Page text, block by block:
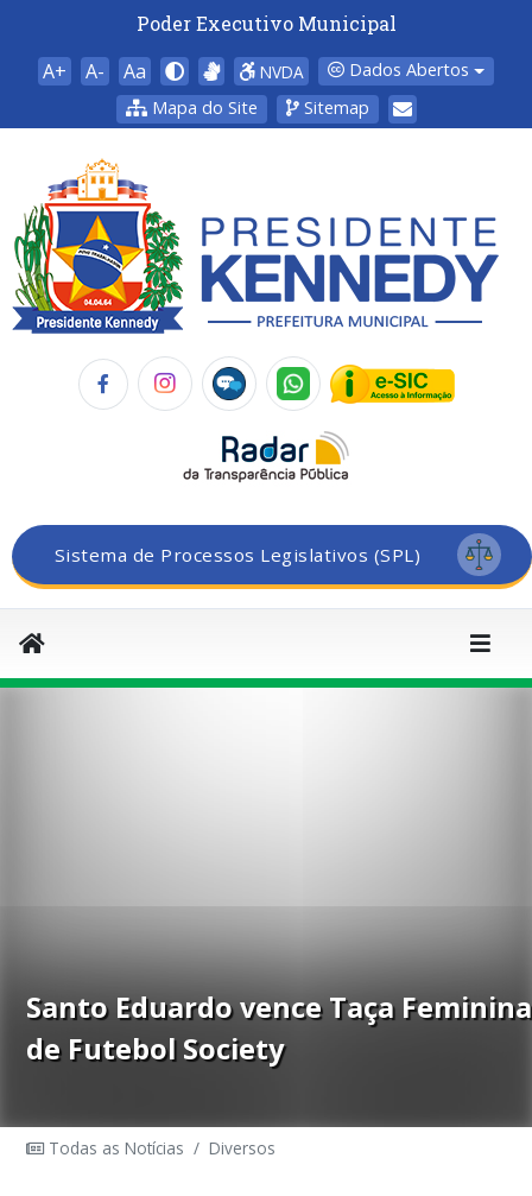
Poder Executivo Municipal
A+ A- Aa NVDA
Dados Abertos
Mapa do Site
Sitemap
Sistema de Processos Legislativos (SPL)
Santo Eduardo vence Taça Feminina
de Futebol Society
Todas as Notícias / Diversos